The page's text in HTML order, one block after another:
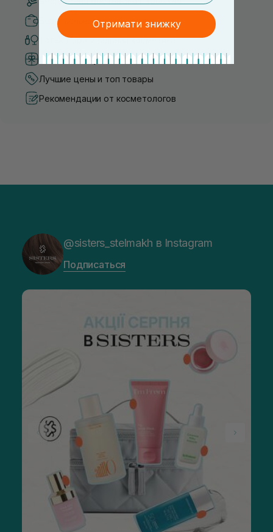
Безопасные способы оплаты
Только оригинальная косметика
Система бонусов и лояльности
Лучшие цены и топ товары
Рекомендации от косметологов
@sisters_stelmakh в Instagram
Подписаться
Отримати знижку